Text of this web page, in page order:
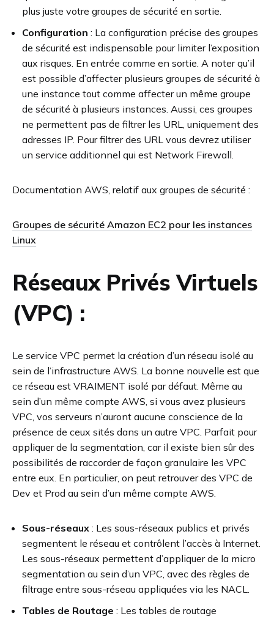
plus juste votre groupes de sécurité en sortie.
Configuration : La configuration précise des groupes
de sécurité est indispensable pour limiter l’exposition
aux risques. En entrée comme en sortie. A noter qu’il
est possible d’affecter plusieurs groupes de sécurité à
une instance tout comme affecter un même groupe
de sécurité à plusieurs instances. Aussi, ces groupes
ne permettent pas de filtrer les URL, uniquement des
adresses IP. Pour filtrer des URL vous devrez utiliser
un service additionnel qui est Network Firewall.
Documentation AWS, relatif aux groupes de sécurité :
Groupes de sécurité Amazon EC2 pour les instances
Linux
Réseaux Privés Virtuels
(VPC) :
Le service VPC permet la création d’un réseau isolé au
sein de l’infrastructure AWS. La bonne nouvelle est que
ce réseau est VRAIMENT isolé par défaut. Même au
sein d’un même compte AWS, si vous avez plusieurs
VPC, vos serveurs n’auront aucune conscience de la
présence de ceux sités dans un autre VPC. Parfait pour
appliquer de la segmentation, car il existe bien sûr des
possibilités de raccorder de façon granulaire les VPC
entre eux. En particulier, on peut retrouver des VPC de
Dev et Prod au sein d’un même compte AWS.
Sous-réseaux : Les sous-réseaux publics et privés
segmentent le réseau et contrôlent l’accès à Internet.
Les sous-réseaux permettent d’appliquer de la micro
segmentation au sein d’un VPC, avec des règles de
filtrage entre sous-réseau appliquées via les NACL.
Tables de Routage : Les tables de routage